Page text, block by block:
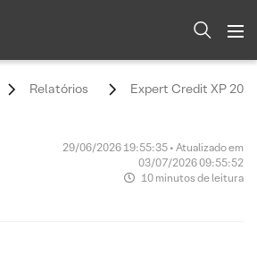
Relatórios Expert Credit XP
29/06/2026 19:55:35 • Atualizado em
03/07/2026 09:55:52
10 minutos de leitura